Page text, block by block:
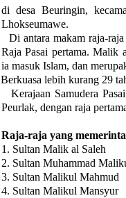
di desa Beuringin,
Lhokseumawe.
Di antaramakam raja-
Raja Pasai pertama. Malik
ia masuk Islam, dan
Berkuasa lebih kurang 29
Kerajaan Samudera
Peurlak, dengan raja
Raja-raja yang
1. Sultan Malik al Saleh
2. Sultan Muhammad
3. Sultan Malikul Mahmud
4. Sultan Malikul Mansyur